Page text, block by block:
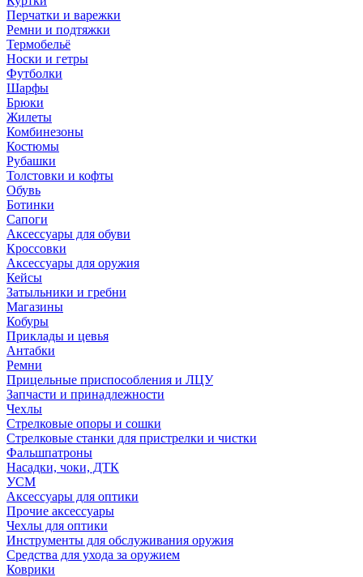
Перчатки и варежки
Ремни и подтяжки
Термобельё
Носки и гетры
Футболки
Шарфы
Брюки
Жилеты
Комбинезоны
Костюмы
Рубашки
Толстовки и кофты
Обувь
Ботинки
Сапоги
Аксессуары для обуви
Кроссовки
Аксессуары для оружия
Кейсы
Затыльники и гребни
Магазины
Кобуры
Приклады и цевья
Антабки
Ремни
Прицельные приспособления и ЛЦУ
Запчасти и принадлежности
Чехлы
Стрелковые опоры и сошки
Стрелковые станки для пристрелки и чистки
Фальшпатроны
Насадки, чоки, ДТК
УСМ
Аксессуары для оптики
Прочие аксессуары
Чехлы для оптики
Инструменты для обслуживания оружия
Средства для ухода за оружием
Коврики